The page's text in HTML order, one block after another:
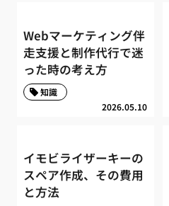
Webマーケティング伴
走支援と制作代行で迷
った時の考え方
2026.05.10
知識
イモビライザーキーの
スペア作成、その費用
と方法